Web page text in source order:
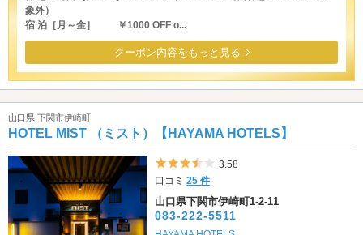
象外）
宿 泊［月～金］ ￥1000 OFF o...
クーポン内容をもっと見る
山口県 下関市伊崎町
HOTEL MIST （ミスト）【HAYAMA HOTELS】
5つ星のうち3.5
3.58
口コミ25 件
山口県下関市伊崎町1-2-11
083-222-5511